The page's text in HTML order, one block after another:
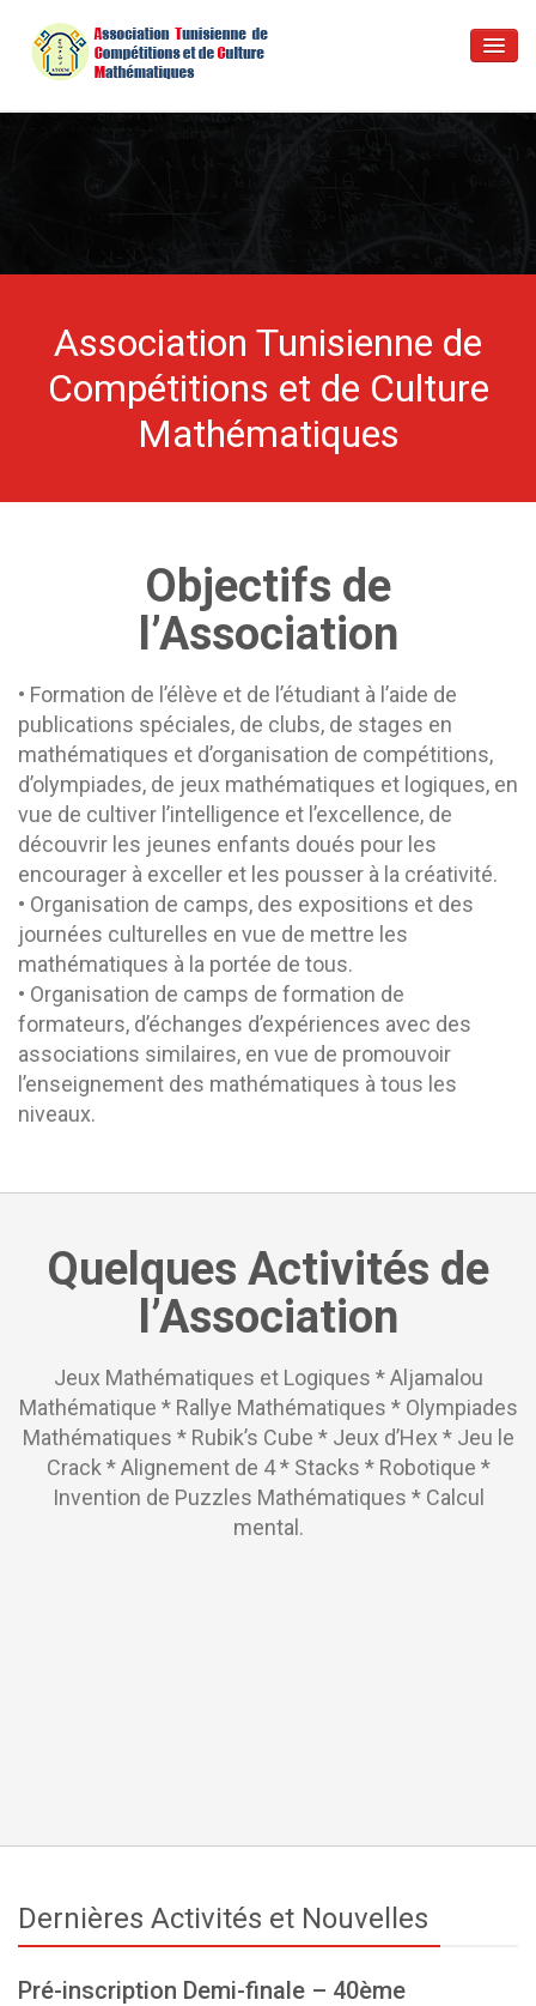
Accueil
Contact
Association Tunisienne de
Compétitions et de Culture
Mathématiques
Objectifs de
l’Association
• Formation de l’élève et de l’étudiant à l’aide de
publications spéciales, de clubs, de stages en
mathématiques et d’organisation de compétitions,
d’olympiades, de jeux mathématiques et logiques, en
vue de cultiver l’intelligence et l’excellence, de
découvrir les jeunes enfants doués pour les
encourager à exceller et les pousser à la créativité.
• Organisation de camps, des expositions et des
journées culturelles en vue de mettre les
mathématiques à la portée de tous.
• Organisation de camps de formation de
formateurs, d’échanges d’expériences avec des
associations similaires, en vue de promouvoir
l’enseignement des mathématiques à tous les
niveaux.
Quelques Activités de
l’Association
Jeux Mathématiques et Logiques * Aljamalou
Mathématique * Rallye Mathématiques * Olympiades
Mathématiques * Rubik’s Cube * Jeux d’Hex * Jeu le
Crack * Alignement de 4 * Stacks * Robotique *
Invention de Puzzles Mathématiques * Calcul
mental.
Dernières Activités et Nouvelles
Pré-inscription Demi-finale – 40ème